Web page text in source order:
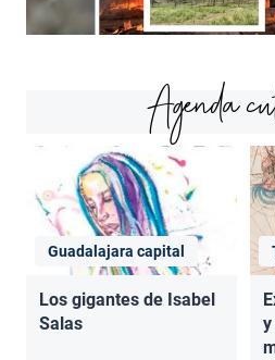
Agenda
Guadalajara capital
Los gigantes de Isabel
Salas